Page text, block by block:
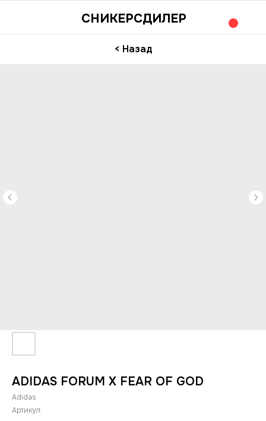
СНИКЕРСДИЛЕР
< Назад
ADIDAS FORUM X FEAR OF GOD
Adidas
Артикул: